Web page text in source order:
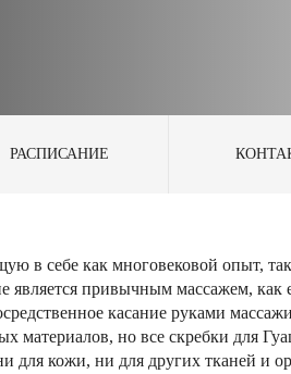
РАСПИСАНИЕ
себе как многовековой опыт,
является привычным массажем,
касание руками
материалов, но все скребки для
кожи, ни для других тканей и